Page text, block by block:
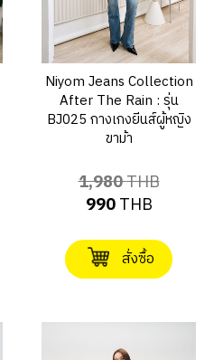
Niyom Jeans Collection
After The Rain : รุ่น
BJ025 กางเกงยีนส์ผู้หญิง
ขาม้า
1,980THB
990THB
สั่งซื้อ